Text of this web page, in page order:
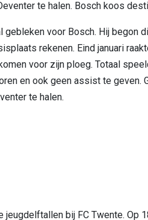
te halen. Bosch koos
gebleken voor Bosch. Hij begon
rekenen. Eind januari
voor zijn ploeg. Totaal
en ook geen assist te geven.
te halen.
bij FC Twente. Op